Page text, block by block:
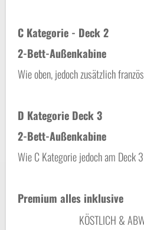
C Kategorie - Deck 2
2-Bett-Außenkabine
Wie oben, jedoch zusätzlich
D Kategorie Deck 3
2-Bett-Außenkabine
Wie C Kategorie jedoch am Deck 3
Premium alles inklusive
KÖSTLICH &